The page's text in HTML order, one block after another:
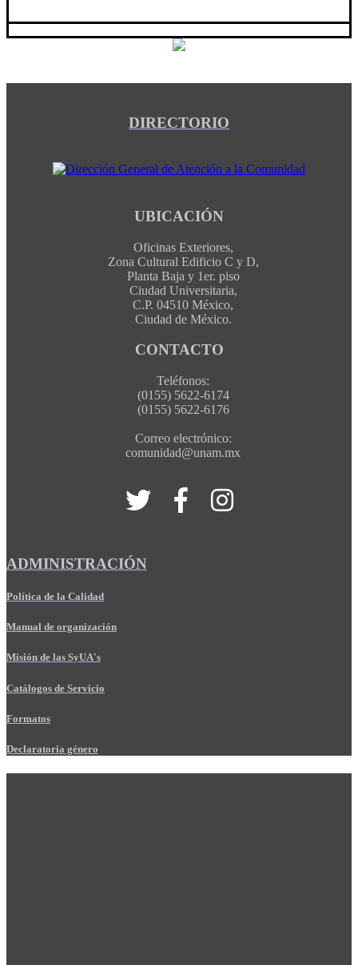
DIRECTORIO
UBICACIÓN
Oficinas Exteriores,
Zona Cultural Edificio C y D,
Planta Baja y 1er. piso
Ciudad Universitaria,
C.P. 04510 México,
Ciudad de México.
CONTACTO
Teléfonos:
(0155) 5622-6174
(0155) 5622-6176
Correo electrónico:
comunidad@unam.mx
ADMINISTRACIÓN
Política de la Calidad
Manual de organización
Misión de las SyUA's
Catálogos de Servicio
Formatos
Declaratoria género